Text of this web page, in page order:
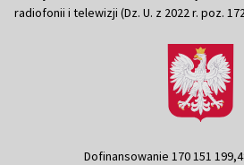
radiofonii i telewizji (Dz. U. z 2022 r. poz.
Dofinansowanie 170 151